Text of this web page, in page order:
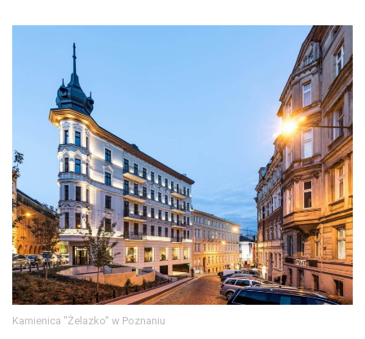
Kamienica "Żelazko" w Poznaniu